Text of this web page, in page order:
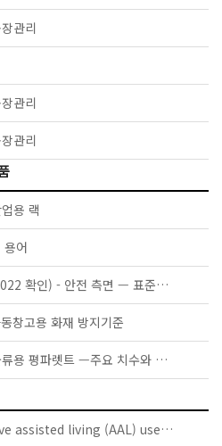
관리
관리
관리
용 랙
어
KS A ISO/IEC GUIDE 51(2022 확인) - 안전 측면 — 표준에 포함시킬 지침
창고용 화재 방지기준
KS T ISO 6780 - 대륙 간 물류용 평파렛트 —주요 치수와 허용 치수
IEC TS 63134:2020 - Active assisted living (AAL) use cases